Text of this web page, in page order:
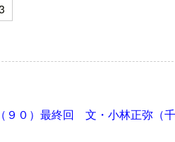
９０）最終回 文・小林正弥（千